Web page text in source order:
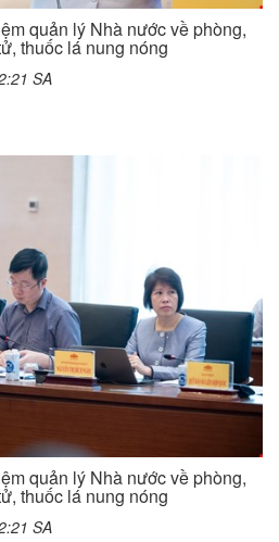
quản lý Nhà nước về phòng,
thuốc lá nung nóng
SA
quản lý Nhà nước về phòng,
thuốc lá nung nóng
SA